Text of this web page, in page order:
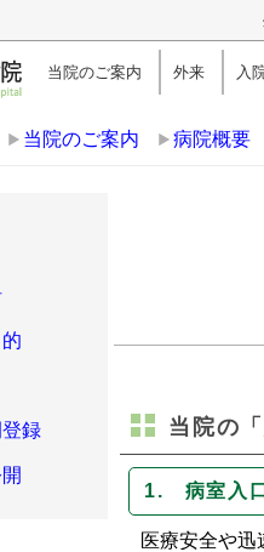
当院のご案内 外来 入
当院のご案内 病院概要
録 当院の
1. 病室入
医療安全や